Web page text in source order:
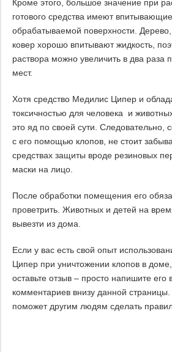
Кроме этого, большое значение при
готового средства имеют
обрабатываемой поверхности.
ковер хорошо впитывают жидкость,
раствора можно увеличить в два раза
мест.
Хотя средство Медилис Ципер и
токсичностью для человека и
это яд по своей сути. Следовательно,
с его помощью клопов, не стоит
средствах защиты вроде резиновых
маски на лицо.
После обработки помещения его
проветрить. Животных и детей на
вывезти из дома.
Если у вас есть свой опыт
Ципер при уничтожении клопов в
оставьте отзыв – просто напишите его
комментариев внизу данной
поможет другим людям сделать